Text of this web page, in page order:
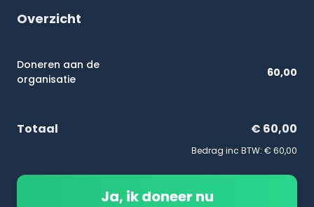
Overzicht
Doneren aan de
organisatie
60,00
Totaal € 60,00
Bedrag inc BTW: € 60,00
Ja, ik doneer nu